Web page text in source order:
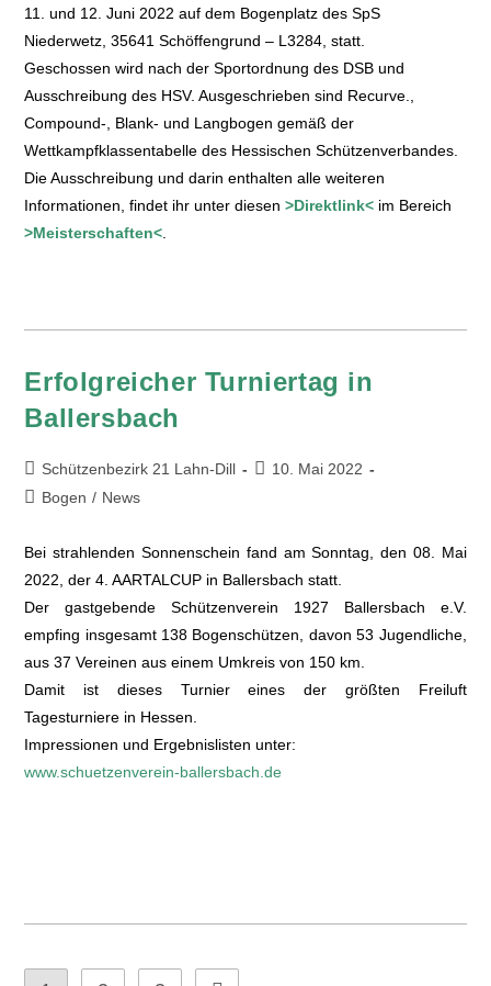
11. und 12. Juni 2022 auf dem Bogenplatz des SpS
Niederwetz, 35641 Schöffengrund – L3284, statt.
Geschossen wird nach der Sportordnung des DSB und
Ausschreibung des HSV. Ausgeschrieben sind Recurve.,
Compound-, Blank- und Langbogen gemäß der
Wettkampfklassentabelle des Hessischen Schützenverbandes.
Die Ausschreibung und darin enthalten alle weiteren
Informationen, findet ihr unter diesen>Direktlink< im Bereich
>Meisterschaften<
Erfolgreicher Turniertag in
Ballersbach
Schützenbezirk 21 Lahn-Dill
10. Mai 2022
Bogen / News
Bei strahlenden Sonnenschein fand am Sonntag, den 08. Mai
2022, der 4. AARTALCUP in Ballersbach statt.
Der gastgebende Schützenverein 1927 Ballersbach e.V.
empfing insgesamt 138 Bogenschützen, davon 53 Jugendliche,
aus 37 Vereinen aus einem Umkreis von 150 km.
Damit ist dieses Turnier eines der größten Freiluft
Tagesturniere in Hessen.
Impressionen und Ergebnislisten unter:
www.schuetzenverein-ballersbach.de